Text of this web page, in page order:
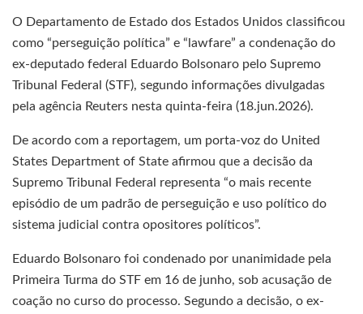
O Departamento de Estado dos Estados Unidos classificou
como “perseguição política” e “lawfare” a condenação do
ex-deputado federal Eduardo Bolsonaro pelo Supremo
Tribunal Federal (STF), segundo informações divulgadas
pela agência Reuters nesta quinta-feira (18.jun.2026).
De acordo com a reportagem, um porta-voz do United
States Department of State afirmou que a decisão da
Supremo Tribunal Federal representa “o mais recente
episódio de um padrão de perseguição e uso político do
sistema judicial contra opositores políticos”.
Eduardo Bolsonaro foi condenado por unanimidade pela
Primeira Turma do STF em 16 de junho, sob acusação de
coação no curso do processo. Segundo a decisão, o ex-